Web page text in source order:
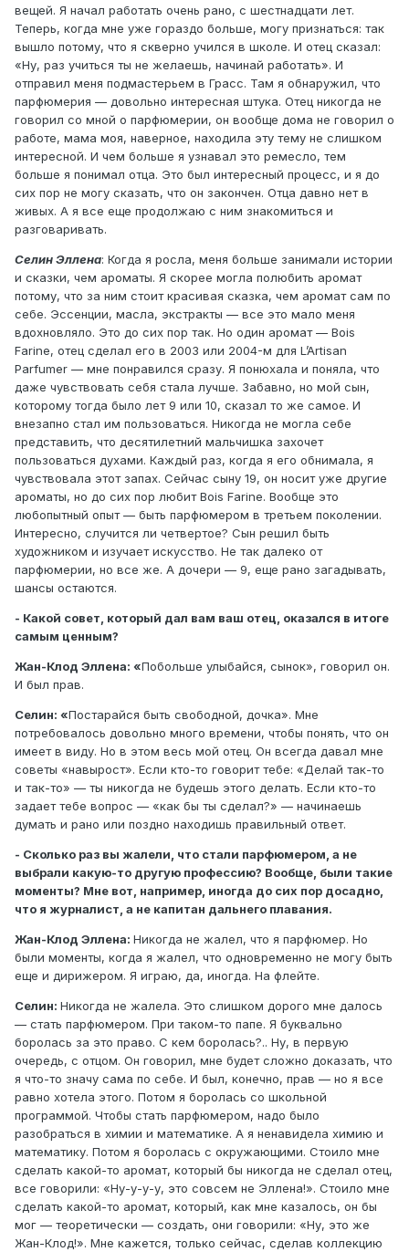
вещей. Я начал работать очень рано, с шестнадцати лет.
Теперь, когда мне уже гораздо больше, могу признаться: так
вышло потому, что я скверно учился в школе. И отец сказал:
«Ну, раз учиться ты не желаешь, начинай работать». И
отправил меня подмастерьем в Грасс. Там я обнаружил, что
парфюмерия — довольно интересная штука. Отец никогда не
говорил со мной о парфюмерии, он вообще дома не говорил о
работе, мама моя, наверное, находила эту тему не слишком
интересной. И чем больше я узнавал это ремесло, тем
больше я понимал отца. Это был интересный процесс, и я до
сих пор не могу сказать, что он закончен. Отца давно нет в
живых. А я все еще продолжаю с ним знакомиться и
разговаривать.
Селин Эллена: Когда я росла, меня больше занимали истории
и сказки, чем ароматы. Я скорее могла полюбить аромат
потому, что за ним стоит красивая сказка, чем аромат сам по
себе. Эссенции, масла, экстракты — все это мало меня
вдохновляло. Это до сих пор так. Но один аромат — Bois
Farine, отец сделал его в 2003 или 2004-м для L’Artisan
Parfumer — мне понравился сразу. Я понюхала и поняла, что
даже чувствовать себя стала лучше. Забавно, но мой сын,
которому тогда было лет 9 или 10, сказал то же самое. И
внезапно стал им пользоваться. Никогда не могла себе
представить, что десятилетний мальчишка захочет
пользоваться духами. Каждый раз, когда я его обнимала, я
чувствовала этот запах. Сейчас сыну 19, он носит уже другие
ароматы, но до сих пор любит Bois Farine. Вообще это
любопытный опыт — быть парфюмером в третьем поколении.
Интересно, случится ли четвертое? Сын решил быть
художником и изучает искусство. Не так далеко от
парфюмерии, но все же. А дочери — 9, еще рано загадывать,
шансы остаются.
- Какой совет, который дал вам ваш отец, оказался в итоге
самым ценным?
Жан-Клод Эллена: «Побольше улыбайся, сынок», говорил он.
И был прав.
Селин: «Постарайся быть свободной, дочка». Мне
потребовалось довольно много времени, чтобы понять, что он
имеет в виду. Но в этом весь мой отец. Он всегда давал мне
советы «навырост». Если кто-то говорит тебе: «Делай так-то
и так-то» — ты никогда не будешь этого делать. Если кто-то
задает тебе вопрос — «как бы ты сделал?» — начинаешь
думать и рано или поздно находишь правильный ответ.
- Сколько раз вы жалели, что стали парфюмером, а не
выбрали какую-то другую профессию? Вообще, были такие
моменты? Мне вот, например, иногда до сих пор досадно,
что я журналист, а не капитан дальнего плавания.
Жан-Клод Эллена: Никогда не жалел, что я парфюмер. Но
были моменты, когда я жалел, что одновременно не могу быть
еще и дирижером. Я играю, да, иногда. На флейте.
Селин: Никогда не жалела. Это слишком дорого мне далось
— стать парфюмером. При таком-то папе. Я буквально
боролась за это право. С кем боролась?.. Ну, в первую
очередь, с отцом. Он говорил, мне будет сложно доказать, что
я что-то значу сама по себе. И был, конечно, прав — но я все
равно хотела этого. Потом я боролась со школьной
программой. Чтобы стать парфюмером, надо было
разобраться в химии и математике. А я ненавидела химию и
математику. Потом я боролась с окружающими. Стоило мне
сделать какой-то аромат, который бы никогда не сделал отец,
все говорили: «Ну-у-у-у, это совсем не Эллена!». Стоило мне
сделать какой-то аромат, который, как мне казалось, он бы
мог — теоретически — создать, они говорили: «Ну, это же
Жан-Клод!». Мне кажется, только сейчас, сделав коллекцию